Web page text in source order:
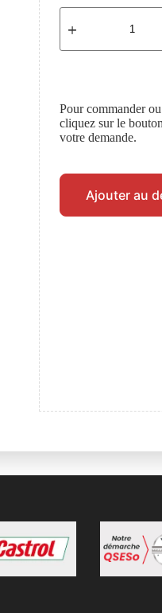
Pour commander
cliquez sur le
votre demande.
Ajouter au